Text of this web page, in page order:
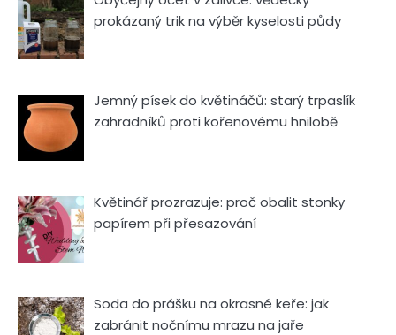
prokázaný trik na výběr kyselosti půdy
Jemný písek do květináčů: starý trpaslík
zahradníků proti kořenovému hnilobě
Květinář prozrazuje: proč obalit stonky
papírem při přesazování
Soda do prášku na okrasné keře: jak
zabránit nočnímu mrazu na jaře